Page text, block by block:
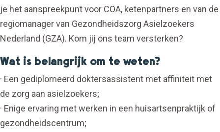
je het aanspreekpunt voor COA, ketenpartners en van de
regiomanager van Gezondheidszorg Asielzoekers
Nederland (GZA). Kom jij ons team versterken?
Wat is belangrijk om te weten?
· Een gediplomeerd doktersassistent met affiniteit met
de zorg aan asielzoekers;
· Enige ervaring met werken in een huisartsenpraktijk of
gezondheidscentrum;